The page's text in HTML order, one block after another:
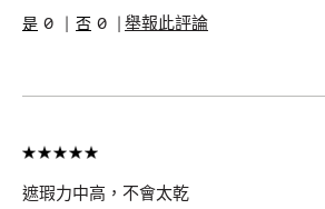
肌膚問題
試用品
0 0 舉報此評論
遮瑕力中高，不會太乾